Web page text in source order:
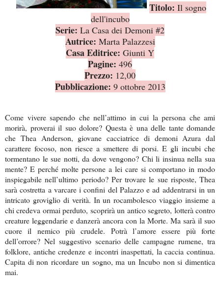
Titolo: Il sogno
dell'incubo
Serie: La Casa dei Demoni #2
Autrice: Marta Palazzesi
Casa Editrice: Giunti Y
Pagine: 496
Prezzo: 12,00
Pubblicazione: 9 ottobre 2013
Come vivere sapendo che nell’attimo in cui la persona che ami
morirà, proverai il suo dolore? Questa è una delle tante domande
che Thea Anderson, giovane cacciatrice di demoni Azura dal
carattere focoso, non riesce a smettere di porsi. E gli incubi che
tormentano le sue notti, da dove vengono? Chi li insinua nella sua
mente? E perché molte persone a lei care si comportano in modo
inspiegabile nell’ultimo periodo? Per trovare le sue risposte, Thea
sarà costretta a varcare i confini del Palazzo e ad addentrarsi in un
intricato groviglio di verità. In un rocambolesco viaggio insieme a
chi credeva ormai perduto, scoprirà un antico segreto, lotterà contro
creature leggendarie e danzerà ancora con la Morte. Ma sarà il suo
cuore il nemico più crudele. Potrà l’amore essere più forte
dell’orrore? Nel suggestivo scenario delle campagne rumene, tra
folklore, antiche credenze e incontri inaspettati, la caccia continua.
Capita di non ricordare un sogno, ma un Incubo non si dimentica
mai.